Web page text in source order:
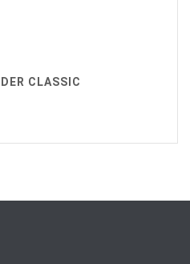
CLASSIC